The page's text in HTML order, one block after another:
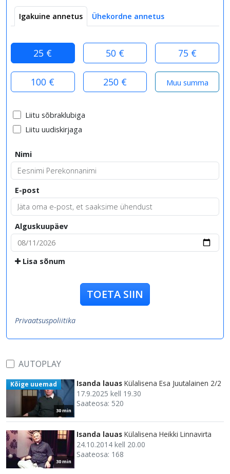
Igakuine annetus Ühekordne annetus
25 € 50 € 75 €
100 € 250 €
Liitu sõbraklubiga
Liitu uudiskirjaga
Nimi
E-post
Alguskuupäev
Lisa sõnum
TOETA SIIN
Privaatsuspoliitika
AUTOPLAY
30 min
Kõige uuemad Isanda lauas Külalisena Esa Juutalainen 2/2
17.9.2025 kell 19.30
Saateosa: 520
30 min
Isanda lauas Külalisena Heikki Linnavirta
24.10.2014 kell 20.00
Saateosa: 168